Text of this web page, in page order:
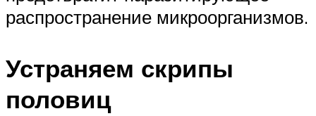
распространение микроорганизмов.
Устраняем скрипы
половиц